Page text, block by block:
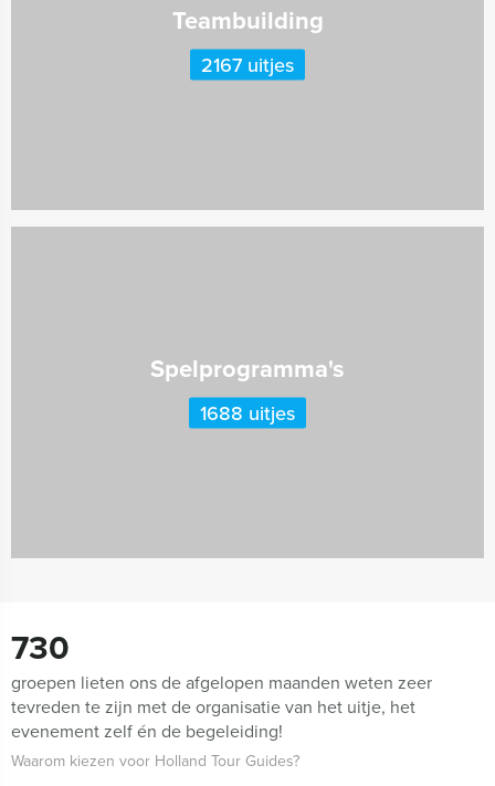
Teambuilding
2167 uitjes
Spelprogramma's
1688 uitjes
730
groepen lieten ons de afgelopen maanden weten zeer
tevreden te zijn met de organisatie van het uitje, het
evenement zelf én de begeleiding!
Waarom kiezen voor Holland Tour Guides?